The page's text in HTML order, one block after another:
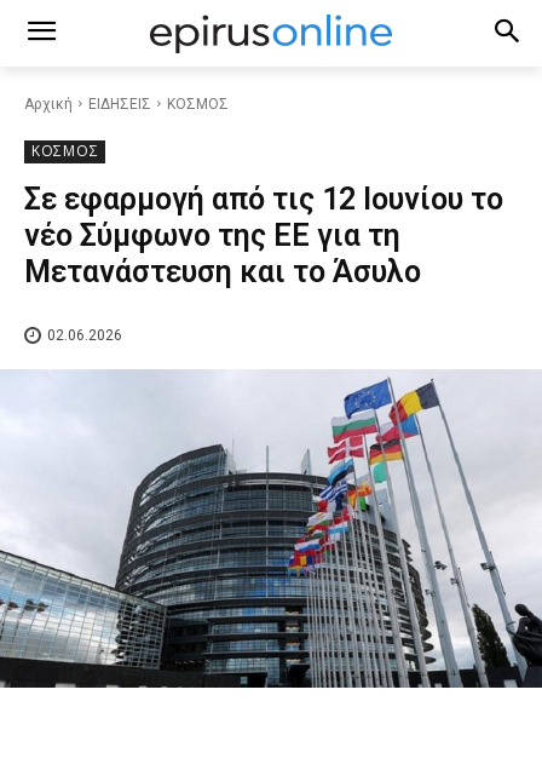
Αρχική ΕΙΔΗΣΕΙΣ ΚΟΣΜΟΣ
ΚΟΣΜΟΣ
Σε εφαρμογή από τις 12 Ιουνίου το
νέο Σύμφωνο της ΕΕ για τη
Μετανάστευση και το Άσυλο
02.06.2026